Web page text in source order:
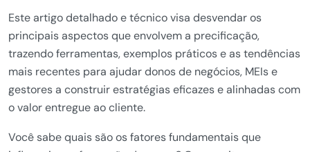
Este artigo detalhado e técnico visa desvendar os
principais aspectos que envolvem a precificação,
trazendo ferramentas, exemplos práticos e as tendências
mais recentes para ajudar donos de negócios, MEIs e
gestores a construir estratégias eficazes e alinhadas com
o valor entregue ao cliente.
Você sabe quais são os fatores fundamentais que